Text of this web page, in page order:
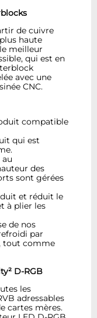
de cuivre
haute
meilleur
qui est en
avec une
CNC.
compatible
qui est
des
sont gérées
et réduit le
à plier les
de nos
par
tout comme
D-RGB
les
adressables
cartes mères.